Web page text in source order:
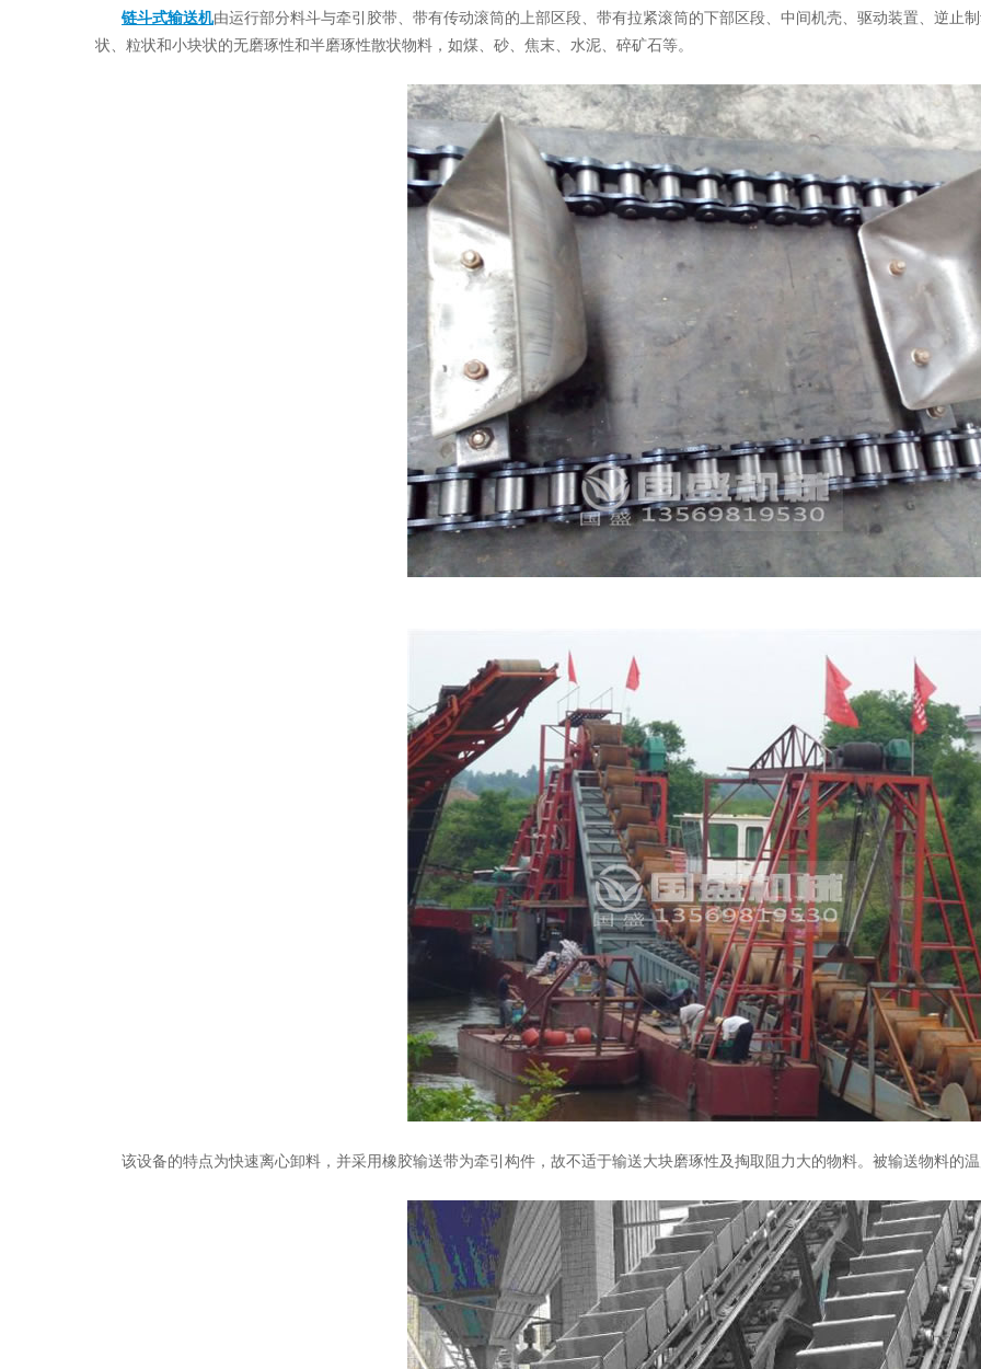
链斗式输送机由运行部分料斗与牵引胶带、带有传动滚筒的上部区段、带有拉紧滚筒的下部区段、中间机壳、驱动装置、逆止
状、粒状和小块状的无磨琢性和半磨琢性散状物料，如煤、砂、焦末、水泥、碎矿石等。
该设备的特点为快速离心卸料，并采用橡胶输送带为牵引构件，故不适于输送大块磨琢性及掏取阻力大的物料。被输送物料的